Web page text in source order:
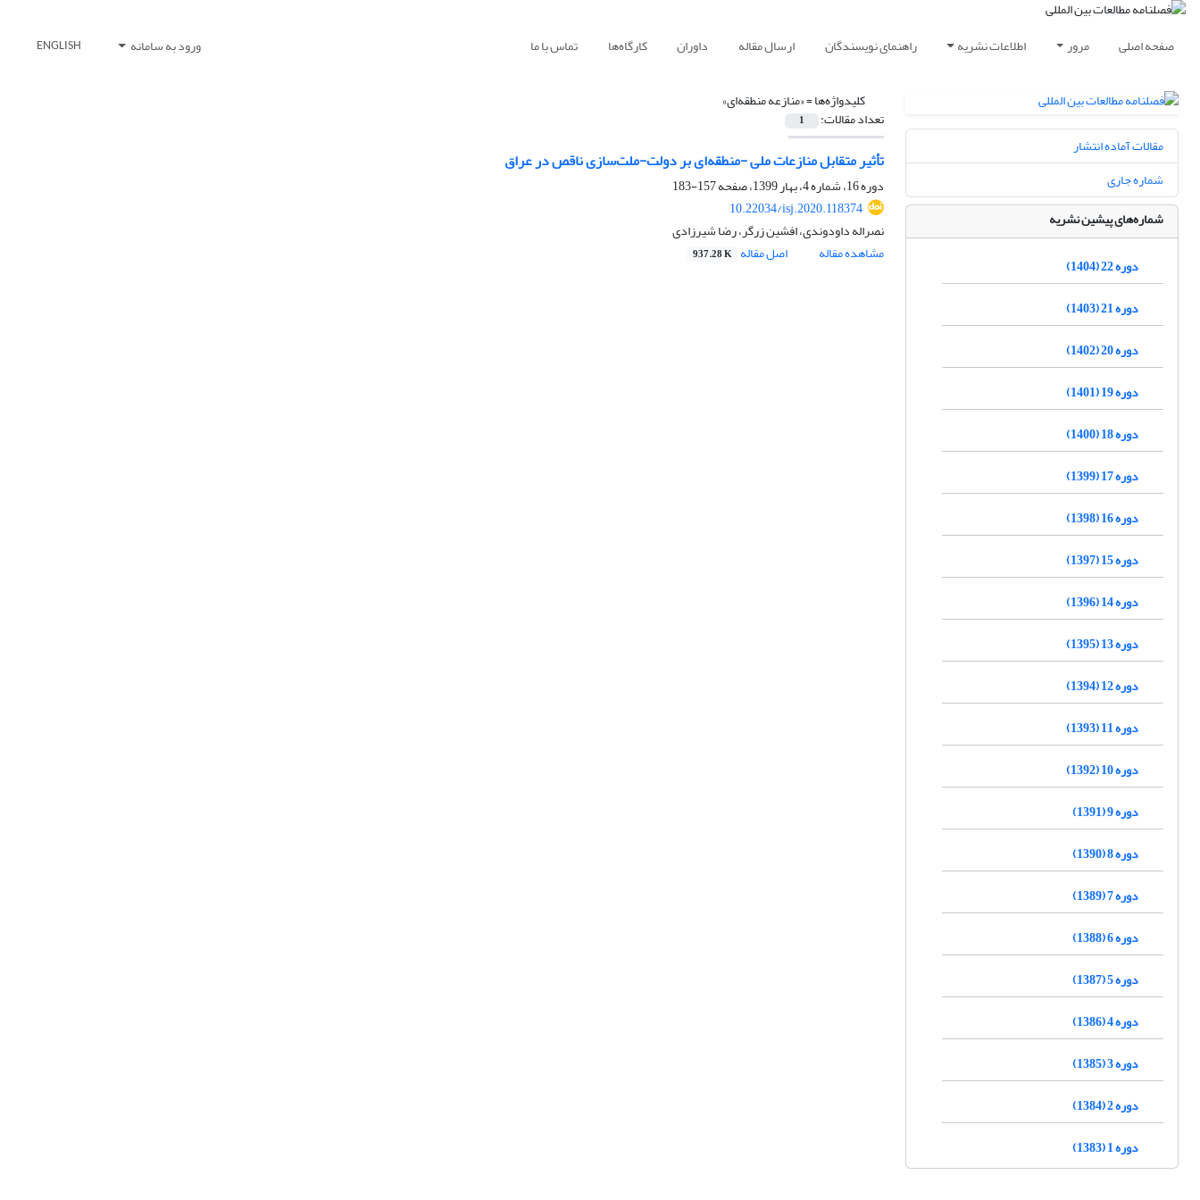
صفحه اصلی مرور اطلاعات نشریه راهنمای نویسندگان ارسال مقاله داوران کارگاه‌ها تماس با ما ورود به سامانه ENGLISH
کلیدواژه‌ها =«منازعه منطقه‌ای»
تعداد مقالات: 1
تأثیر متقابل منازعات ملی -منطقه‎‌ای بر دولت-ملت‎‌سازی ناقص در عراق
دوره 16، شماره 4، بهار 1399، صفحه
157-183
10.22034/isj.2020.118374
نصراله داودوندی، افشین زرگر، رضا شیرزادی
مشاهده مقاله
اصل مقاله 937.28 K
مقالات آماده انتشار
شماره جاری
شماره‌های پیشین نشریه
دوره 22 (1404)
دوره 21 (1403)
دوره 20 (1402)
دوره 19 (1401)
دوره 18 (1400)
دوره 17 (1399)
دوره 16 (1398)
دوره 15 (1397)
دوره 14 (1396)
دوره 13 (1395)
دوره 12 (1394)
دوره 11 (1393)
دوره 10 (1392)
دوره 9 (1391)
دوره 8 (1390)
دوره 7 (1389)
دوره 6 (1388)
دوره 5 (1387)
دوره 4 (1386)
دوره 3 (1385)
دوره 2 (1384)
دوره 1 (1383)